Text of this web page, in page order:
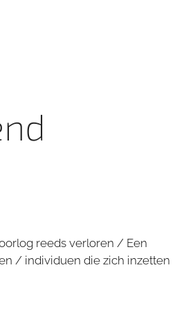
reeds verloren / Een
/ individuen die zich inzetten